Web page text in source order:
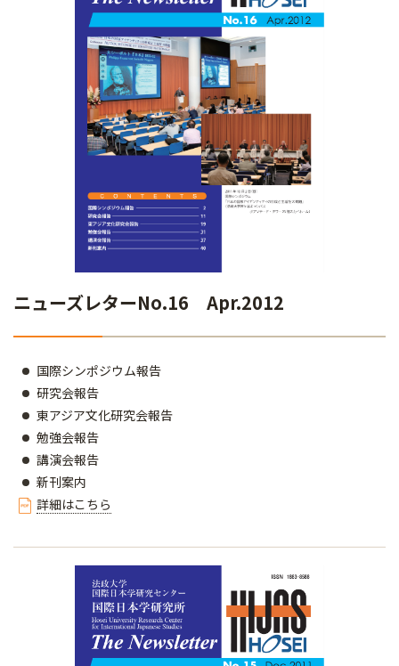
ニューズレターNo.16 Apr.2012
国際シンポジウム報告
研究会報告
東アジア文化研究会報告
勉強会報告
講演会報告
新刊案内
詳細はこちら